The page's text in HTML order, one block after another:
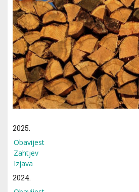
2025.
Obavijest
Zahtjev
Izjava
2024.